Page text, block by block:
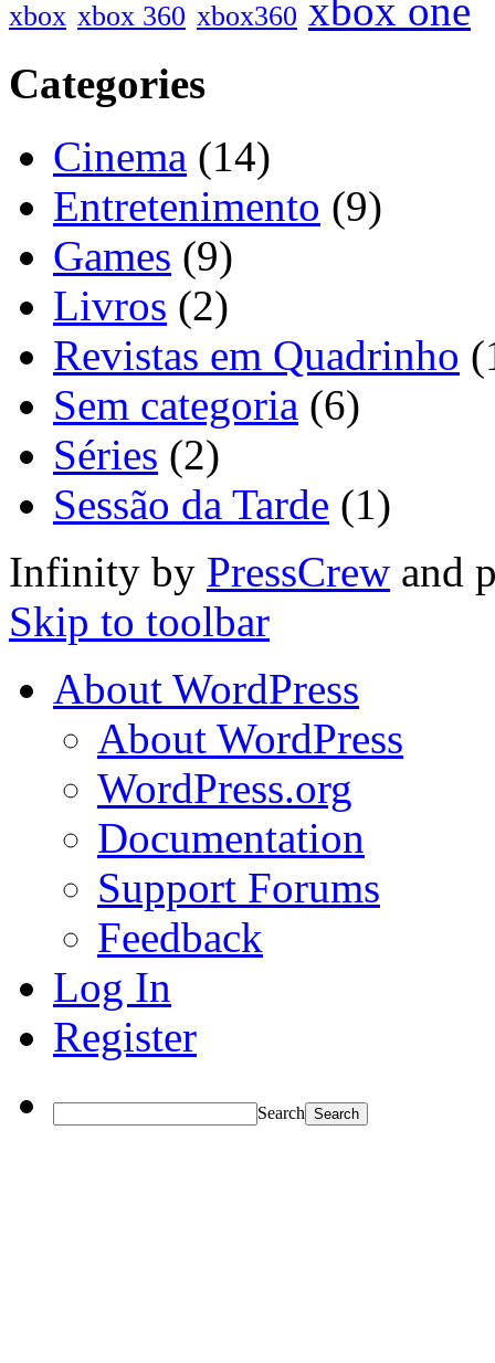
xbox xbox 360 xbox360 xbox one
Categories
Cinema (14)
Entretenimento (9)
Games (9)
Livros (2)
Revistas em Quadrinho
Sem categoria (6)
Séries (2)
Sessão da Tarde (1)
Infinity by PressCrew and
Skip to toolbar
About WordPress
About WordPress
WordPress.org
Documentation
Support Forums
Feedback
Log In
Register
Search